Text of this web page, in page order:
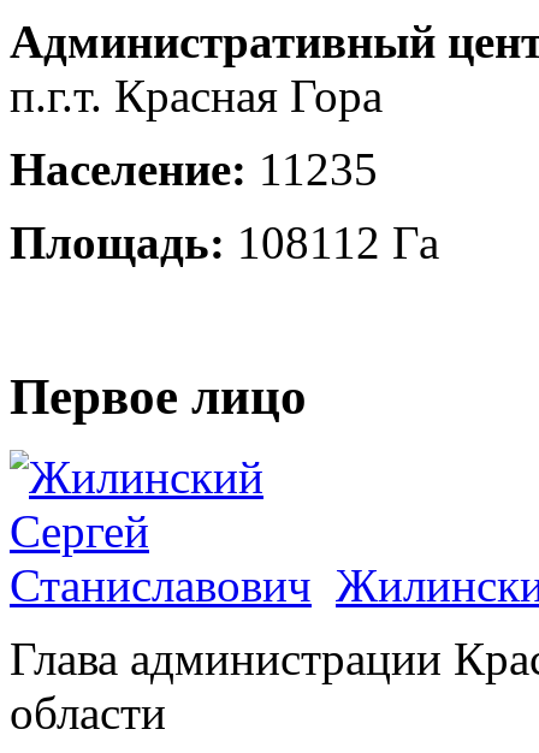
Административный
п.г.т. Красная Гора
Население: 11235
Площадь: 108112 Га
Первое лицо
Глава администрации
области